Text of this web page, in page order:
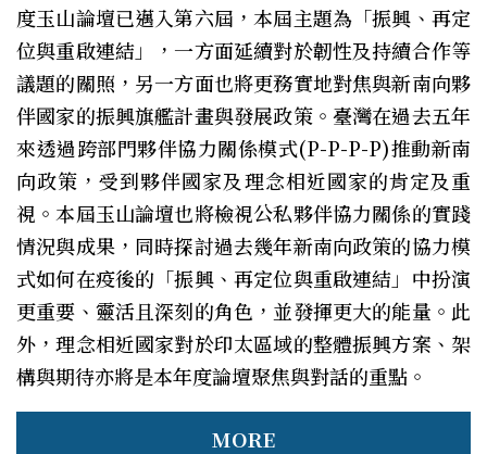
度玉山論壇已邁入第六屆，本屆主題為「振興、再定
位與重啟連結」，一方面延續對於韌性及持續合作等
議題的關照，另一方面也將更務實地對焦與新南向夥
伴國家的振興旗艦計畫與發展政策。臺灣在過去五年
來透過跨部門夥伴協力關係模式(P-P-P-P)推動新南
向政策，受到夥伴國家及理念相近國家的肯定及重
視。本屆玉山論壇也將檢視公私夥伴協力關係的實踐
情況與成果，同時探討過去幾年新南向政策的協力模
式如何在疫後的「振興、再定位與重啟連結」中扮演
更重要、靈活且深刻的角色，並發揮更大的能量。此
外，理念相近國家對於印太區域的整體振興方案、架
構與期待亦將是本年度論壇聚焦與對話的重點。
MORE